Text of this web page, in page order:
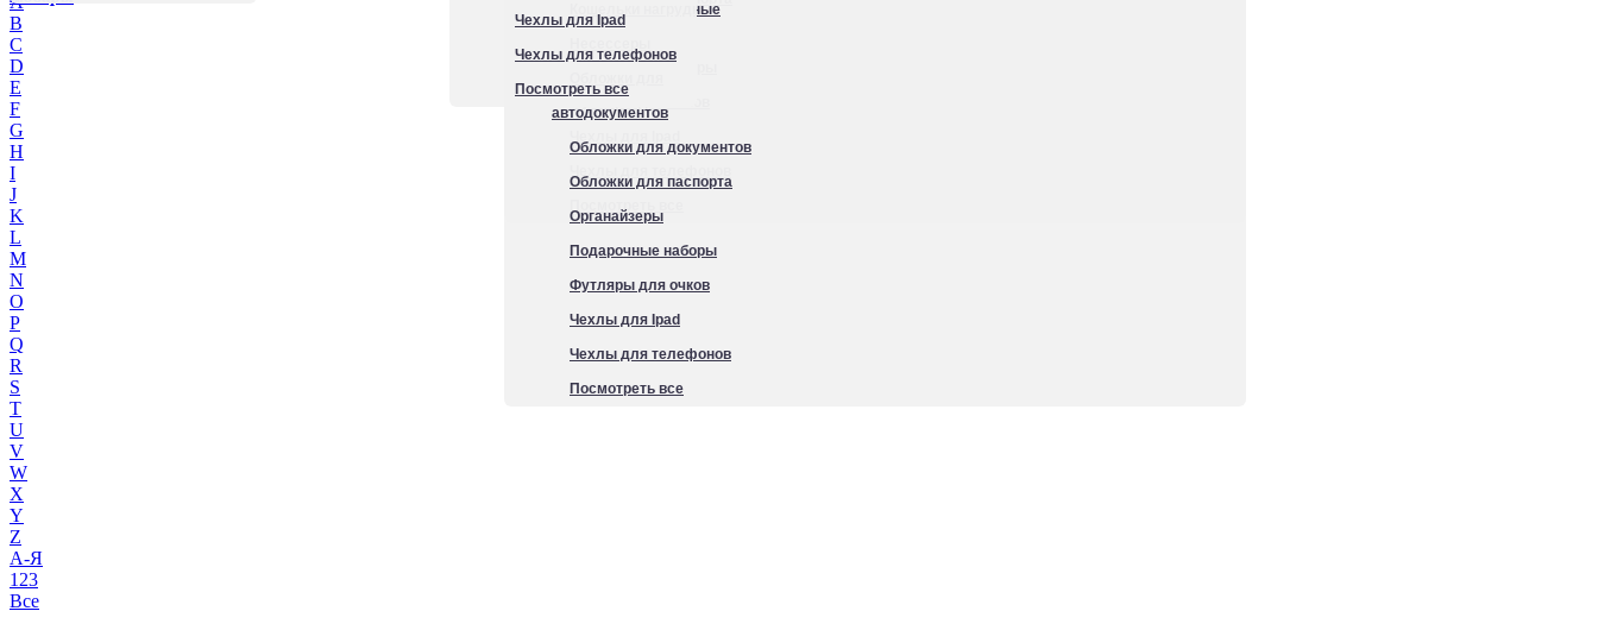
Посмотреть все
Кошельки нагрудные
автодокументов
Обложки для документов
Обложки для паспорта
Органайзеры
Подарочные наборы
Футляры для очков
Чехлы для Ipad
Чехлы для телефонов
Посмотреть все
Чехлы для Ipad
Чехлы для телефонов
Посмотреть все
B
C
D
E
F
G
H
I
J
K
L
M
N
O
P
Q
R
S
T
U
V
W
X
Y
Z
А-Я
123
Все